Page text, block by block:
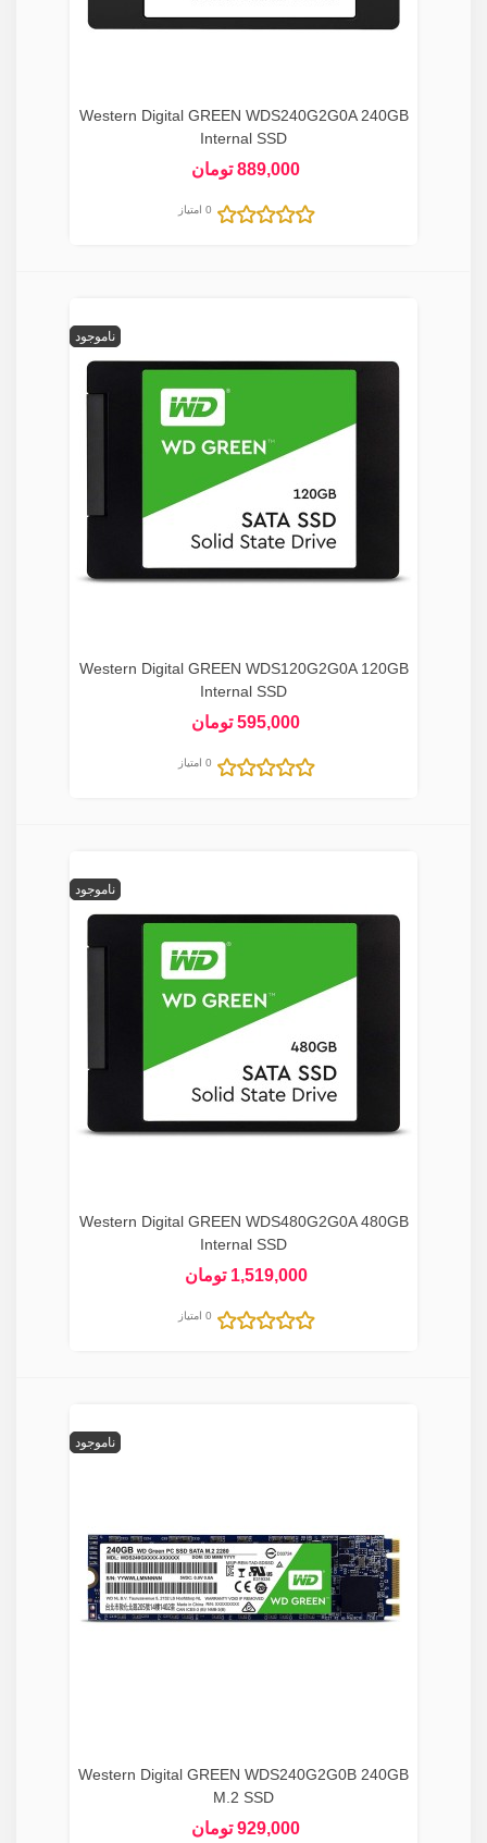
Western Digital GREEN WDS240G2G0A 240GB
Internal SSD
889,000 تومان
0 امتیاز
ناموجود
Western Digital GREEN WDS120G2G0A 120GB
Internal SSD
595,000 تومان
0 امتیاز
ناموجود
Western Digital GREEN WDS480G2G0A 480GB
Internal SSD
1,519,000 تومان
0 امتیاز
ناموجود
Western Digital GREEN WDS240G2G0B 240GB
M.2 SSD
929,000 تومان